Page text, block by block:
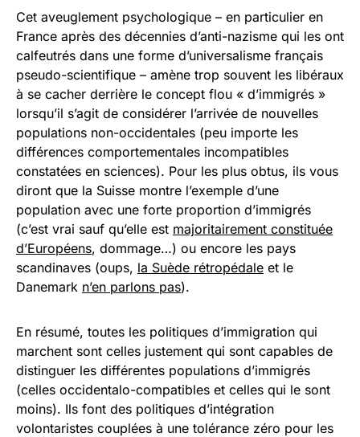
Cet aveuglement psychologique – en particulier en
France après des décennies d’anti-nazisme qui les ont
calfeutrés dans une forme d’universalisme français
pseudo-scientifique – amène trop souvent les libéraux
à se cacher derrière le concept flou « d’immigrés »
lorsqu’il s’agit de considérer l’arrivée de nouvelles
populations non-occidentales (peu importe les
différences comportementales incompatibles
constatées en sciences). Pour les plus obtus, ils vous
diront que la Suisse montre l’exemple d’une
population avec une forte proportion d’immigrés
(c’est vrai sauf qu’elle est majoritairement constituée
d’Européens, dommage…) ou encore les pays
scandinaves (oups, la Suède rétropédale et le
Danemark n’en parlons pas).
En résumé, toutes les politiques d’immigration qui
marchent sont celles justement qui sont capables de
distinguer les différentes populations d’immigrés
(celles occidentalo-compatibles et celles qui le sont
moins). Ils font des politiques d’intégration
volontaristes couplées à une tolérance zéro pour les